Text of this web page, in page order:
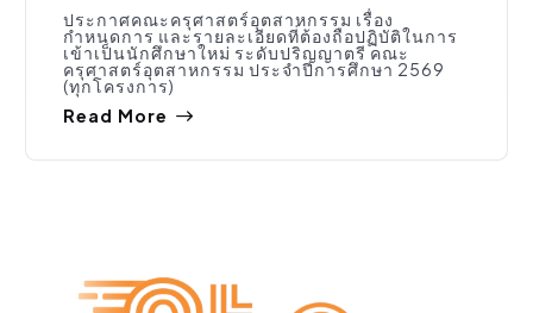
ประกาศคณะครุศาสตร์อุตสาหกรรม เรื่อง
กำหนดการ และรายละเอียดที่ต้องถือปฏิบัติในการ
เข้าเป็นนักศึกษาใหม่ ระดับปริญญาตรี คณะ
ครุศาสตร์อุตสาหกรรม ประจำปีการศึกษา 2569
(ทุกโครงการ)
Read More